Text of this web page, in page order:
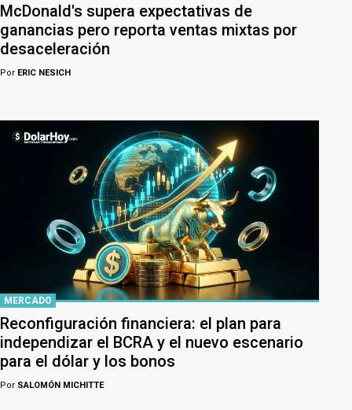
McDonald's supera expectativas de
ganancias pero reporta ventas mixtas por
desaceleración
Por ERIC NESICH
MERCADO
Reconfiguración financiera: el plan para
independizar el BCRA y el nuevo escenario
para el dólar y los bonos
Por SALOMÓN MICHITTE